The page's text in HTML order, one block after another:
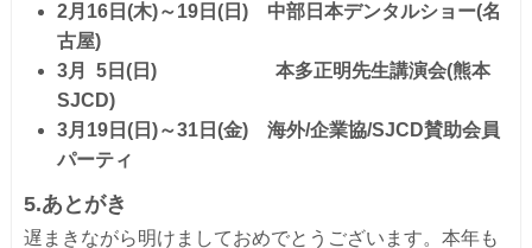
2月16日(木)～19日(日) 中部日本デンタルショー(名
古屋)
3月 5日(日) 本多正明先生講演会(熊本
SJCD)
3月19日(日)～31日(金) 海外/企業協/SJCD賛助会員
パーティ
5.あとがき
遅まきながら明けましておめでとうございます。本年も